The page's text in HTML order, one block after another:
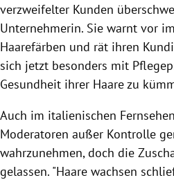
verzweifelter Kunden
Unternehmerin. Sie warnt vor
Haarefärben und rät ihren
sich jetzt besonders mit
Gesundheit ihrer Haare zu
Auch im italienischen
Moderatoren außer Kontrolle
wahrzunehmen, doch die
gelassen. "Haare wachsen